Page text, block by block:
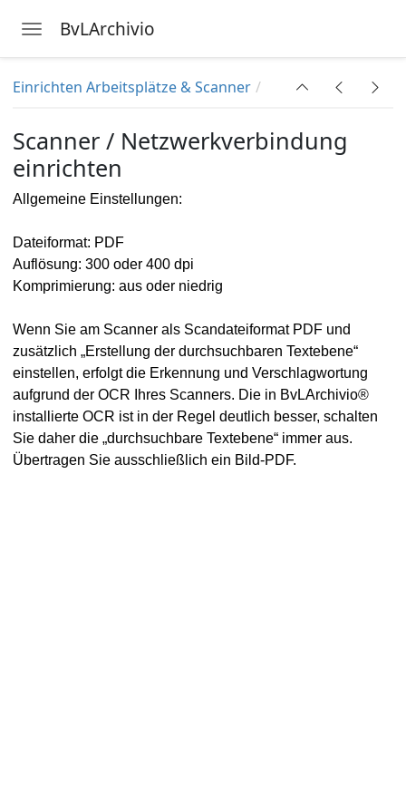
Toggle navigation
BvLArchivio
in BvLArchivio
im PDF-Dokument
Metadatei
Einrichten Arbeitsplätze & Scanner
Scanner / Netzwerkverbindung
einrichten
Allgemeine Einstellungen:
Dateiformat: PDF
Auflösung: 300 oder 400 dpi
Komprimierung: aus oder niedrig
Wenn Sie am Scanner als Scandateiformat PDF und
zusätzlich „Erstellung der durchsuchbaren Textebene“
einstellen, erfolgt die Erkennung und Verschlagwortung
aufgrund der OCR Ihres Scanners. Die in BvLArchivio®
installierte OCR ist in der Regel deutlich besser, schalten
Sie daher die „durchsuchbare Textebene“ immer aus.
Übertragen Sie ausschließlich ein Bild-PDF.